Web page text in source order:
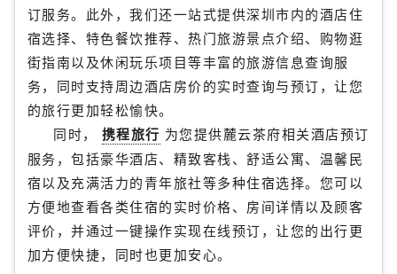
订服务。此外，我们还一站式提供深圳市内的酒店住
宿选择、特色餐饮推荐、热门旅游景点介绍、购物逛
街指南以及休闲玩乐项目等丰富的旅游信息查询服
务，同时支持周边酒店房价的实时查询与预订，让您
的旅行更加轻松愉快。
同时，
携程旅行 为您提供麓云茶府相关酒店预订
服务，包括豪华酒店、精致客栈、舒适公寓、温馨民
宿以及充满活力的青年旅社等多种住宿选择。您可以
方便地查看各类住宿的实时价格、房间详情以及顾客
评价，并通过一键操作实现在线预订，让您的出行更
加方便快捷，同时也更加安心。